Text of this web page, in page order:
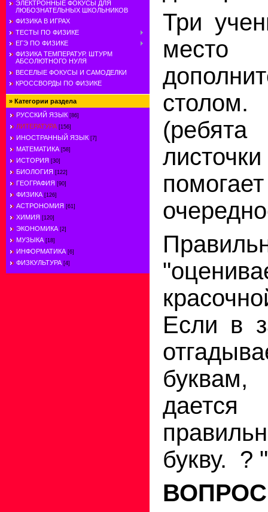
ЭЛЕКТРОННЫЕ ФОКУСЫ ДЛЯ
ЛЮБОЗНАТЕЛЬНЫХ ШКОЛЬНИКОВ
ФИЗИКА В ИГРАХ
ТЕСТЫ ПО ФИЗИКЕ
ЕГЭ ПО ФИЗИКЕ
ФИЗИКА ТЕМПЕРАТУР. ШТУРМ
АБСОЛЮТНОГО НУЛЯ
ВЕСЕЛЫЕ ФОКУСЫ И САМОДЕЛКИ
КРОССВОРДЫ ПО ФИЗИКЕ
» Категории раздела
РУССКИЙ ЯЗЫК [86]
ЛИТЕРАТУРА [156]
ИНОСТРАННЫЙ ЯЗЫК [7]
МАТЕМАТИКА [58]
ИСТОРИЯ [30]
БИОЛОГИЯ [122]
ГЕОГРАФИЯ [90]
ФИЗИКА [126]
АСТРОНОМИЯ [61]
ХИМИЯ [120]
ЭКОНОМИКА [2]
МУЗЫКА [18]
ИНФОРМАТИКА [6]
ФИЗКУЛЬТУРА [4]
Три
Если в
букву. ?